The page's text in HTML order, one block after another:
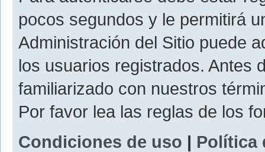
pocos segundos y le permitirá
Administración del Sitio puede
los usuarios registrados. Antes
familiarizado con nuestros
Por favor lea las reglas de los
Condiciones de uso | Política